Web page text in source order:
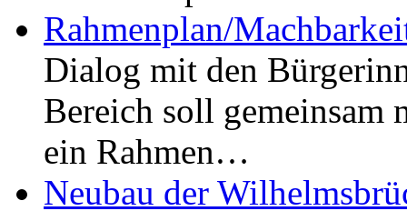
Rahmenplan/
Dialog mit den
Bereich soll gemeinsam
ein Rahmen…
Neubau der